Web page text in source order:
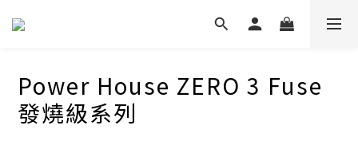
Power House ZERO 3 Fuse
發燒級系列